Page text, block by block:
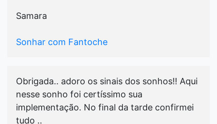
Samara
Sonhar com Fantoche
Obrigada.. adoro os sinais dos sonhos!! Aqui
nesse sonho foi certíssimo sua
implementação. No final da tarde confirmei
tudo ..